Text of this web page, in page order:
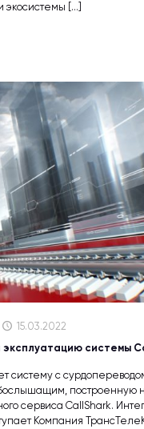
экосистемы […]
15.03.2022
системы
систему с
построенную
сервиса CallShark.
Компания